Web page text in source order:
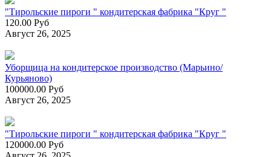
"Тирольские пироги " кондитерская фабрика "Круг "
120.00 Руб
Август 26, 2025
Уборщица на кондитерское производство (Марьино/
Курьяново)
100000.00 Руб
Август 26, 2025
"Тирольские пироги " кондитерская фабрика "Круг "
120000.00 Руб